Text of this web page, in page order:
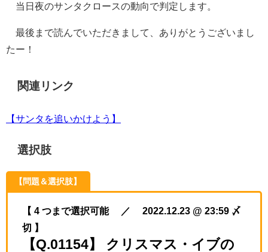
当日夜のサンタクロースの動向で判定します。
最後まで読んでいただきまして、ありがとうございまし
たー！
関連リンク
【サンタを追いかけよう】
選択肢
【問題＆選択肢】
【 4 つまで選択可能 ／ 2022.12.23 @ 23:59 〆
切 】
【Q.01154】 クリスマス・イブの